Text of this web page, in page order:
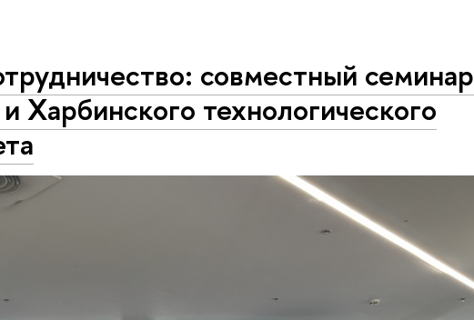
совместный семинар
технологического